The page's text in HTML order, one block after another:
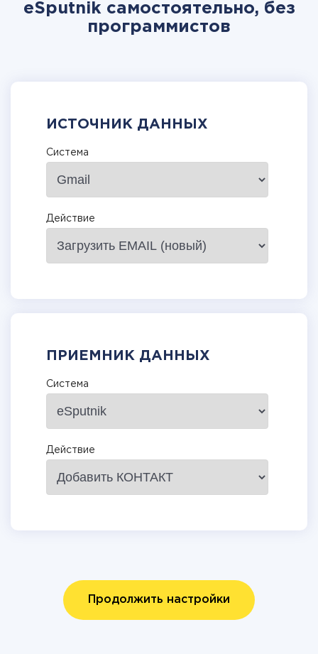
eSputnik самостоятельно, без
программистов
ИСТОЧНИК ДАННЫХ
Система
Действие
ПРИЕМНИК ДАННЫХ
Система
Действие
Продолжить настройки